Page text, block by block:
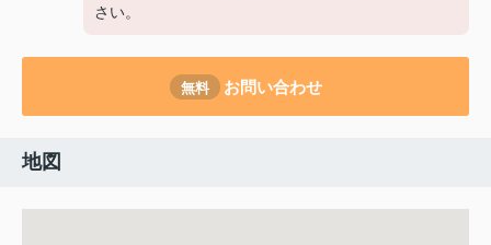
さい。
無料 お問い合わせ
地図